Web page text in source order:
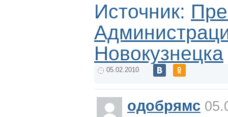
Источник:
Новокузнецка
05.02.2010
одобрямс